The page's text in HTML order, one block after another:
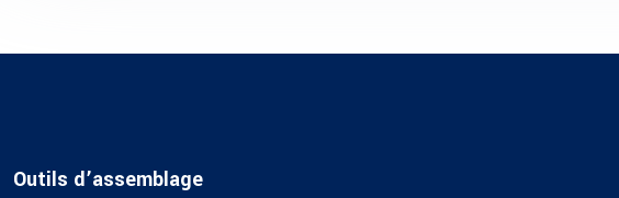
Outils d’assemblage